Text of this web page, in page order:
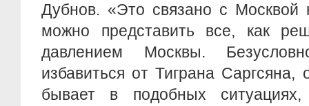
Дубнов. «Это связано с Москвой
можно представить все, как
давлением Москвы.
избавиться от Тиграна Саргсяна,
бывает в подобных ситуациях,